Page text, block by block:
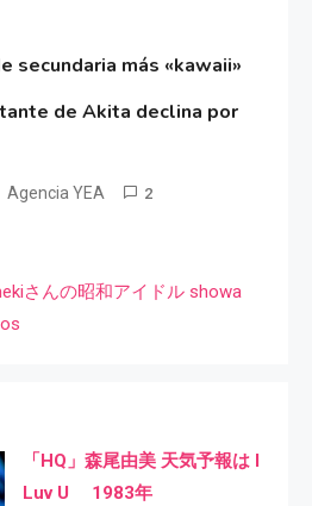
secundaria más «kawaii»
de Akita declina por
Agencia YEA 2
さんの昭和アイドル showa
「HQ」森尾由美 天気予報は I
Luv U 1983年